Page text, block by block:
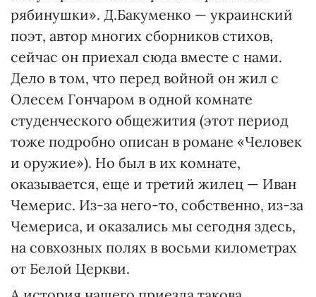
рябинушки». Д.Бакуменко — украинский
поэт, автор многих сборников стихов,
сейчас он приехал сюда вместе с нами.
Дело в том, что перед войной он жил с
Олесем Гончаром в одной комнате
студенческого общежития (этот период
тоже подробно описан в романе «Человек
и оружие»). Но был в их комнате,
оказывается, еще и третий жилец — Иван
Чемерис. Из-за него-то, собственно, из-за
Чемериса, и оказались мы сегодня здесь,
на совхозных полях в восьми километрах
от Белой Церкви.